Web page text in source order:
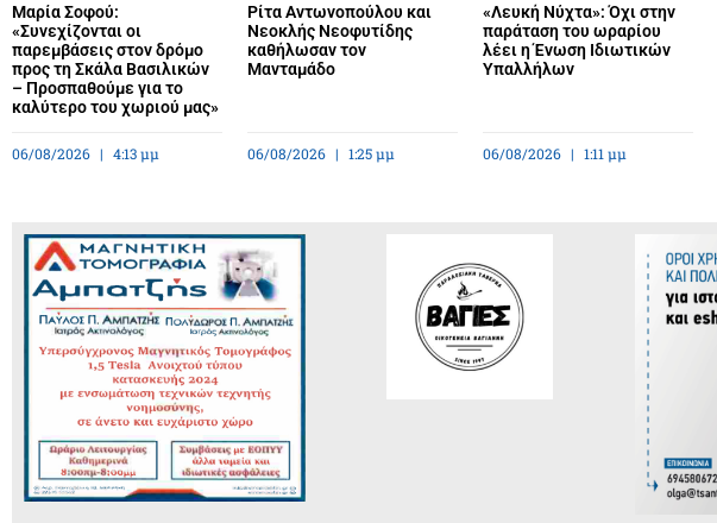
Μαρία Σοφού:
«Συνεχίζονται οι
παρεμβάσεις στον δρόμο
προς τη Σκάλα Βασιλικών
– Προσπαθούμε για το
καλύτερο του χωριού μας»
06/08/2026 4:13 μμ
Ρίτα Αντωνοπούλου και
Νεοκλής Νεοφυτίδης
καθήλωσαν τον
Μανταμάδο
06/08/2026 1:25 μμ
«Λευκή Νύχτα»: Όχι στην
παράταση του ωραρίου
λέει η Ένωση Ιδιωτικών
Υπαλλήλων
06/08/2026 1:11 μμ